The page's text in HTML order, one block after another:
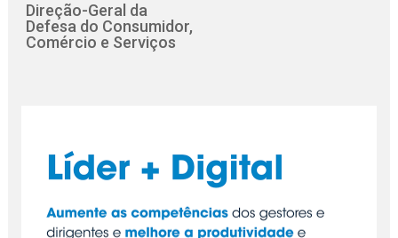
Direção-Geral da
Defesa do Consumidor,
Comércio e Serviços